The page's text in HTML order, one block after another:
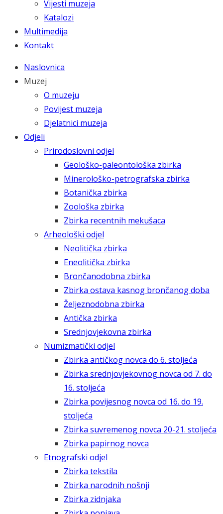
Vijesti muzeja
Katalozi
Multimedija
Kontakt
Naslovnica
Muzej
O muzeju
Povijest muzeja
Djelatnici muzeja
Odjeli
Prirodoslovni odjel
Geološko-paleontološka zbirka
Minerološko-petrografska zbirka
Botanička zbirka
Zoološka zbirka
Zbirka recentnih mekušaca
Arheološki odjel
Neolitička zbirka
Eneolitička zbirka
Brončanodobna zbirka
Zbirka ostava kasnog brončanog doba
Željeznodobna zbirka
Antička zbirka
Srednjovjekovna zbirka
Numizmatički odjel
Zbirka antičkog novca do 6. stoljeća
Zbirka srednjovjekovnog novca od 7. do
16. stoljeća
Zbirka povijesnog novca od 16. do 19.
stoljeća
Zbirka suvremenog novca 20-21. stoljeća
Zbirka papirnog novca
Etnografski odjel
Zbirka tekstila
Zbirka narodnih nošnji
Zbirka zidnjaka